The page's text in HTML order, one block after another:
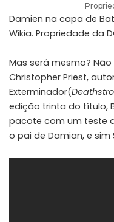
Damien na capa de
Wikia. Propriedade da
Mas será mesmo?
Christopher Priest,
Exterminador(
edição trinta do título,
pacote com um teste
o pai de Damian, e sim